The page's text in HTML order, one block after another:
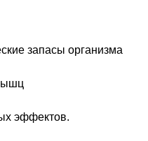
запасы организма
эффектов.